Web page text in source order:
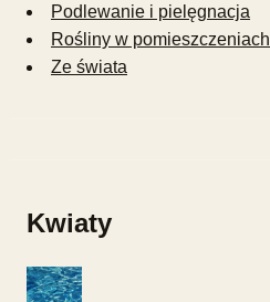
Podlewanie i pielęgnacja
Rośliny w pomieszczeniach
Ze świata
Kwiaty